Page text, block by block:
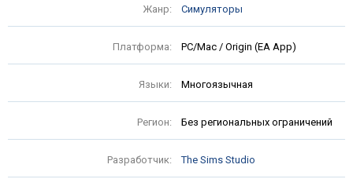
Жанр: Симуляторы
Платформа: PC/Mac / Origin (EA App)
Языки: Многоязычная
Регион: Без региональных ограничений
Разработчик: The Sims Studio